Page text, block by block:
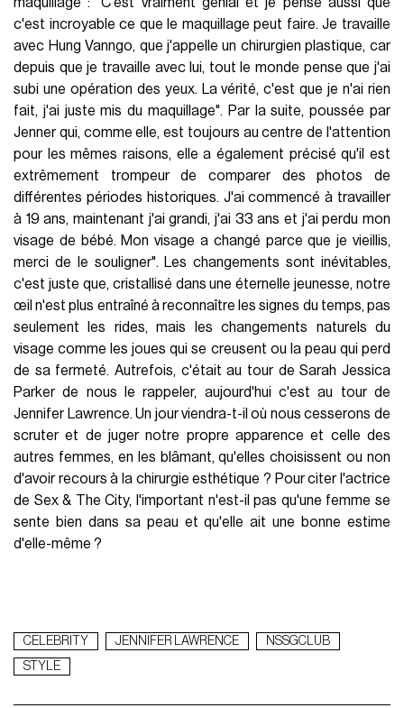
c'est incroyable ce que le maquillage peut faire.Je travaille
avec Hung Vanngo, que j'appelle un chirurgien plastique, car
depuis que je travaille avec lui, tout le monde pense que j'ai
subi une opération des yeux. La vérité, c'est que je n'ai rien
fait, j'ai juste mis du maquillage". Par la suite, poussée par
Jenner qui, comme elle, est toujours au centre de l'attention
pour les mêmes raisons, elle a également précisé qu'il est
extrêmement trompeur de comparer des photos de
différentes périodes historiques. J'ai commencé à travailler
à 19 ans, maintenant j'ai grandi, j'ai 33 ans et j'ai perdu mon
visage de bébé. Mon visage a changé parce que je vieillis,
merci de le souligner". Les changements sont inévitables,
c'est juste que, cristallisé dans une éternelle jeunesse, notre
œil n'est plus entraîné à reconnaître les signes du temps, pas
seulement les rides, mais les changements naturels du
visage comme les joues qui se creusent ou la peau qui perd
de sa fermeté. Autrefois, c'était au tour de Sarah Jessica
Parker de nous le rappeler, aujourd'hui c'est au tour de
Jennifer Lawrence. Un jour viendra-t-il où nous cesserons de
scruter et de juger notre propre apparence et celle des
autres femmes, en les blâmant, qu'elles choisissent ou non
d'avoir recours à la chirurgie esthétique ? Pour citer l'actrice
de Sex & The City, l'important n'est-il pas qu'une femme se
sente bien dans sa peau et qu'elle ait une bonne estime
d'elle-même ?
CELEBRITY JENNIFER LAWRENCE
NSSGCLUB
STYLE